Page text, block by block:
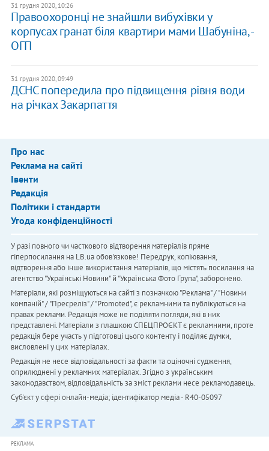
31 грудня 2020, 10:26
Правоохоронці не знайшли вибухівки у
корпусах гранат біля квартири мами Шабуніна, -
ОГП
31 грудня 2020, 09:49
ДСНС попередила про підвищення рівня води
на річках Закарпаття
Про нас
Реклама на сайті
Івенти
Редакція
Політики і стандарти
Угода конфіденційності
У разі повного чи часткового відтворення матеріалів пряме
гіперпосилання на LB.ua обов'язкове! Передрук, копіювання,
відтворення або інше використання матеріалів, що містять посилання на
агентство "Українськi Новини" й "Українська Фото Група", заборонено.
Матеріали, які розміщуються на сайті з позначкою "Реклама" / "Новини
компаній" / "Пресреліз" / "Promoted", є рекламними та публікуються на
правах реклами. Редакція може не поділяти погляди, які в них
представлені. Матеріали з плашкою СПЕЦПРОЄКТ є рекламними, проте
редакція бере участь у підготовці цього контенту і поділяє думки,
висловлені у цих матеріалах.
Редакція не несе відповідальності за факти та оціночні судження,
оприлюднені у рекламних матеріалах. Згідно з українським
законодавством, відповідальність за зміст реклами несе рекламодавець.
Cуб'єкт у сфері онлайн-медіа; ідентифікатор медіа - R40-05097
РЕКЛАМА